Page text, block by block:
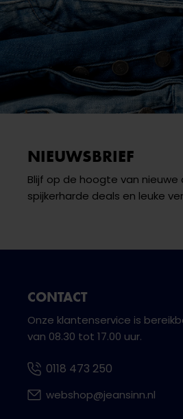
NIEUWSBRIEF
Blijf op de hoogte van nieuwe
spijkerharde deals en leuke
CONTACT
Onze klantenservice is
van 08.30 tot 17.00 uur.
0118 473 250
webshop@jeansinn.nl